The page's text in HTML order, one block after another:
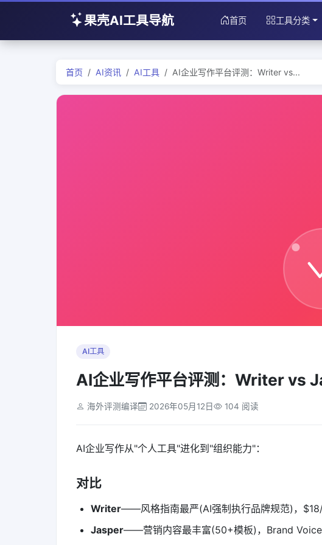
果壳AI工具导航 首页 工具分类
首页 AI资讯 AI工具 AI企业写作平台评测：Writer vs...
AI工具
AI企业写作平台评测：Writer vs
海外评测编译 2026年05月12日 104 阅读
AI企业写作从"个人工具"进化到"组织能力"：
对比
Writer——风格指南最严(AI强制执行品牌规范)，
Jasper——营销内容最丰富(50+模板)，Brand